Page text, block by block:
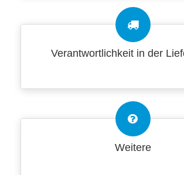
Verantwortlichkeit in der
Weitere